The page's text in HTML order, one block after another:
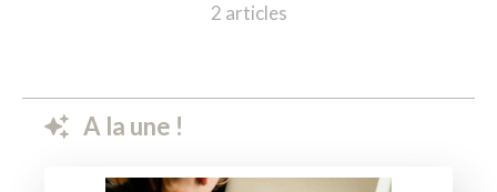
2 articles
A la une !